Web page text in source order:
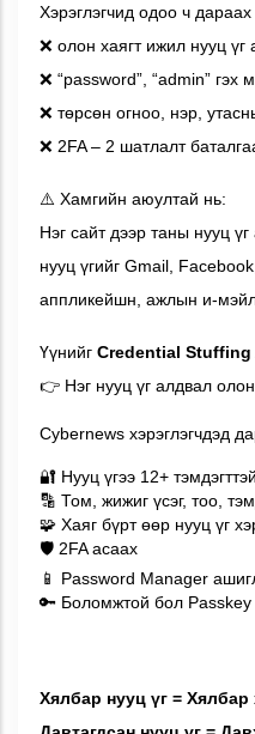
Хэрэглэгчид одоо ч дараах
❌ олон хаягт ижил нууц үг
❌ “password”, “admin” гэх
❌ төрсөн огноо, нэр,
❌ 2FA – 2 шатлалт
⚠️ Хамгийн аюултай нь:
Нэг сайт дээр таны нууц
нууц үгийг Gmail,
аппликейшн, ажлын и-
Үүнийг Credential Stuffing
👉 Нэг нууц үг алдвал
Cybernews хэрэглэгчдэд
🔐 Нууц үгээ 12+
🔡 Том, жижиг үсэг, тоо,
🧩 Хаяг бүрт өөр нууц үг
🛡️ 2FA асаах
📱 Password Manager
🔑 Боломжтой бол
Хялбар нууц үг = Хялбар